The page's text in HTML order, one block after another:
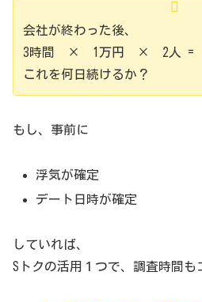
会社が終わった後、
3時間 × 1万円 × 2人 = 6
これを何日続けるか？
もし、事前に
浮気が確定
デート日時が確定
していれば、
Sトクの活用１つで、調査時間も